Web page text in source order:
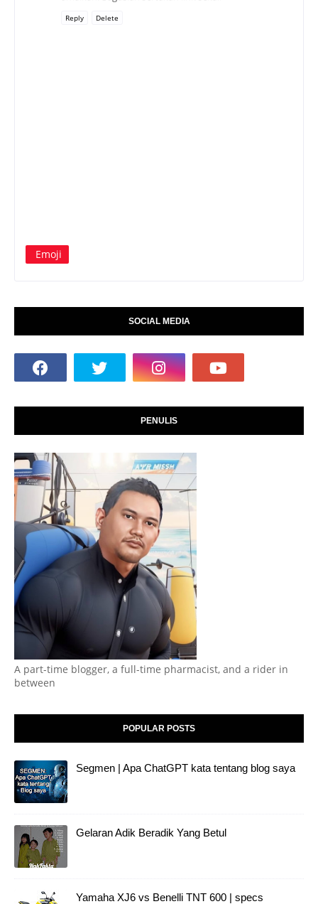
Reply Delete
Emoji
SOCIAL MEDIA
PENULIS
A part-time blogger, a full-time pharmacist, and a rider in
between
POPULAR POSTS
Segmen | Apa ChatGPT kata tentang blog saya
Gelaran Adik Beradik Yang Betul
Yamaha XJ6 vs Benelli TNT 600 | specs